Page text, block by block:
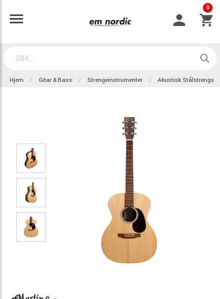
0
Hjem Gitar & Bass Strengeinstrumenter Akustisk Stålstrengs